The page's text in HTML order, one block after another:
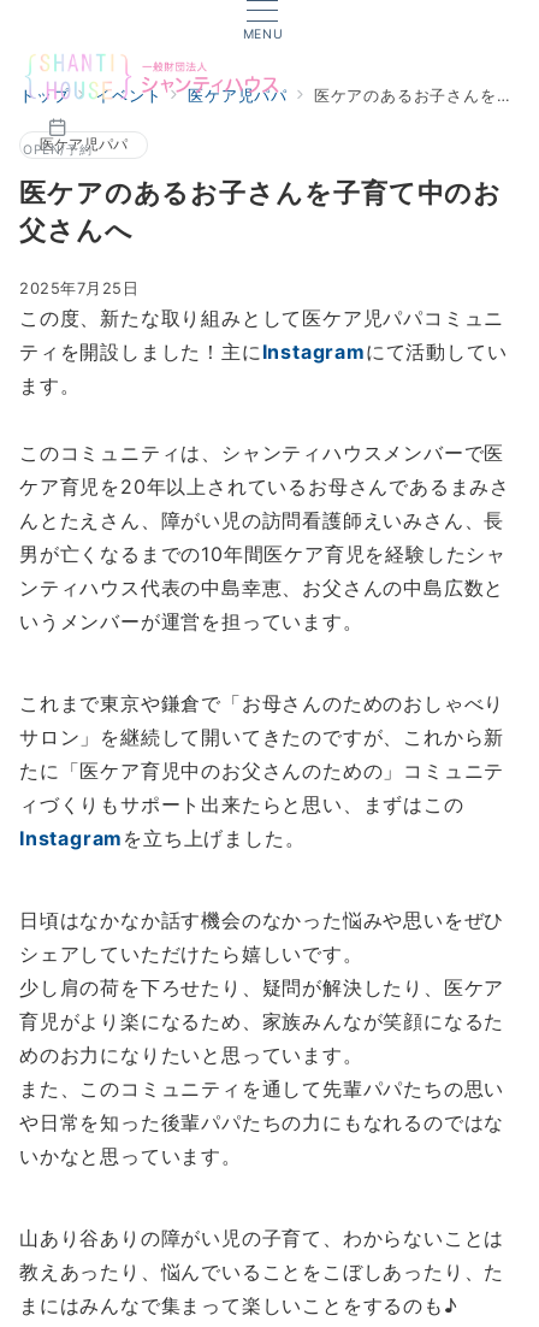
MENU
OPEN/予約
トップ イベント 医ケア児パパ 医ケアのあるお子さんを子育て中のお父さんへ
医ケア児パパ
医ケアのあるお子さんを子育て中のお
父さんへ
2025年7月25日
この度、新たな取り組みとして医ケア児パパコミュニ
ティを開設しました！主にInstagramにて活動してい
ます。
このコミュニティは、シャンティハウスメンバーで医
ケア育児を20年以上されているお母さんであるまみさ
んとたえさん、障がい児の訪問看護師えいみさん、長
男が亡くなるまでの10年間医ケア育児を経験したシャ
ンティハウス代表の中島幸恵、お父さんの中島広数と
いうメンバーが運営を担っています。
これまで東京や鎌倉で「お母さんのためのおしゃべり
サロン」を継続して開いてきたのですが、これから新
たに「医ケア育児中のお父さんのための」コミュニテ
ィづくりもサポート出来たらと思い、まずはこの
Instagram を立ち上げました。
日頃はなかなか話す機会のなかった悩みや思いをぜひ
シェアしていただけたら嬉しいです。
少し肩の荷を下ろせたり、疑問が解決したり、医ケア
育児がより楽になるため、家族みんなが笑顔になるた
めのお力になりたいと思っています。
また、このコミュニティを通して先輩パパたちの思い
や日常を知った後輩パパたちの力にもなれるのではな
いかなと思っています。
山あり谷ありの障がい児の子育て、わからないことは
教えあったり、悩んでいることをこぼしあったり、た
まにはみんなで集まって楽しいことをするのも♪